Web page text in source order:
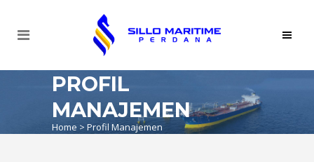
PROFIL
MANAJEMEN
Home > Profil Manajemen